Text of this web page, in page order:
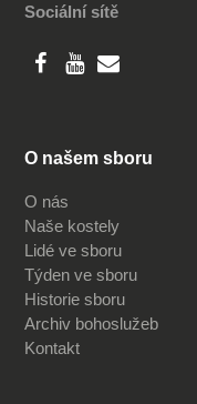
Sociální sítě
O našem sboru
O nás
Naše kostely
Lidé ve sboru
Týden ve sboru
Historie sboru
Archiv bohoslužeb
Kontakt